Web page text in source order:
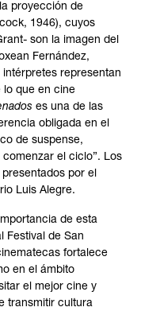
proyección de
1946), cuyos
son la imagen del
Fernández,
representan
lo que en cine
es una de las
obligada en el
de suspense,
el ciclo”. Los
por el
Luis Alegre.
de esta
Festival de San
fortalece
en el ámbito
el mejor cine y
transmitir cultura